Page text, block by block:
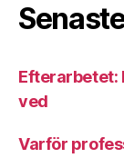
Efterarbetet:
ved
Varför